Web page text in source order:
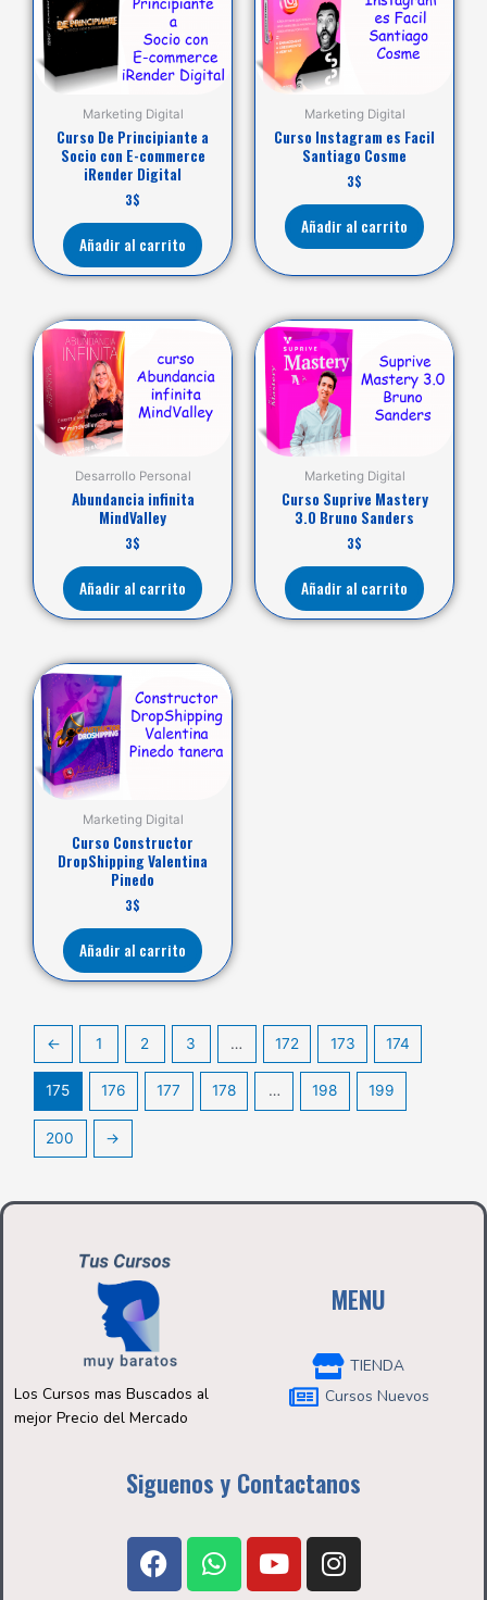
Marketing Digital
Curso De Principiante a
Socio con E-commerce
iRender Digital
3$
Añadir al carrito
Marketing Digital
Curso Instagram es Facil
Santiago Cosme
3$
Añadir al carrito
Desarrollo Personal
Abundancia infinita
MindValley
3$
Añadir al carrito
Marketing Digital
Curso Suprive Mastery
3.0 Bruno Sanders
3$
Añadir al carrito
Marketing Digital
Curso Constructor
DropShipping Valentina
Pinedo
3$
Añadir al carrito
← 1 2 3 … 172 173 174
175 176 177 178 … 198 199
200 →
Los Cursos mas Buscados al
mejor Precio del Mercado
MENU
TIENDA
Cursos Nuevos
Siguenos y Contactanos
F
a
W
h
Y
o
I
n